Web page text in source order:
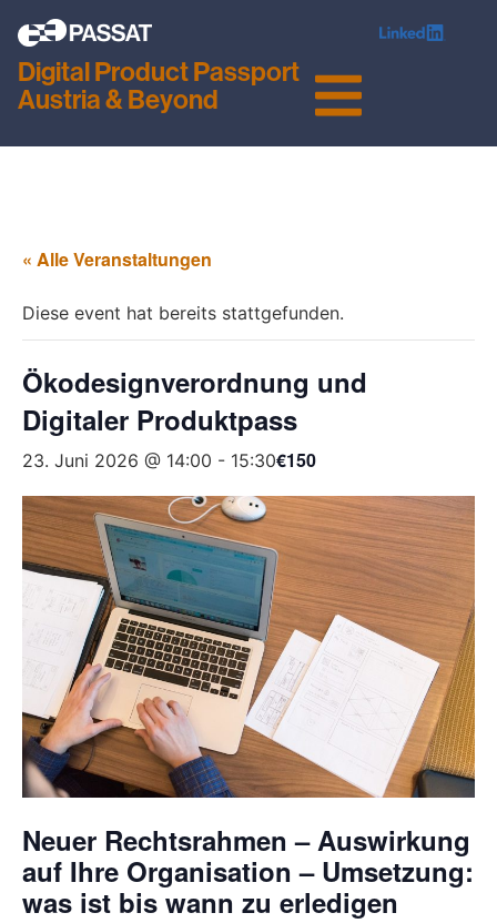
Digital Product Passport
Austria & Beyond
« Alle Veranstaltungen
Diese event hat bereits stattgefunden.
Ökodesignverordnung und
Digitaler Produktpass
23. Juni 2026 @ 14:00 - 15:30€150
Neuer Rechtsrahmen – Auswirkung
auf Ihre Organisation – Umsetzung:
was ist bis wann zu erledigen